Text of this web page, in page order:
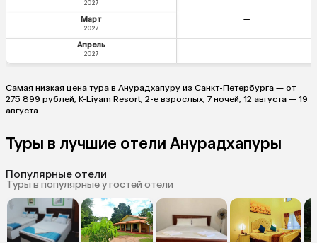
2027
Март
2027
—
Апрель
2027
—
Самая низкая цена тура в Анурадхапуру из Санкт-Петербурга — от
275 899 рублей, K-Liyam Resort, 2-е взрослых, 7 ночей, 12 августа — 19
августа.
Туры в лучшие отели Анурадхапуры
Популярные отели
Туры в популярные у гостей отели